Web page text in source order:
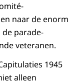
naar de enorm
parade-
veteranen.
1945
alleen